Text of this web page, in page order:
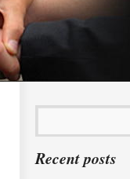
Recent posts